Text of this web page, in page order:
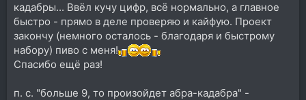
кадабры... Ввёл кучу цифр, всё нормально, а главное
быстро - прямо в деле проверяю и кайфую. Проект
закончу (немного осталось - благодаря и быстрому
набору) пиво с меня!
Спасибо ещё раз!
п. с. "больше 9, то произойдет абра-кадабра" -